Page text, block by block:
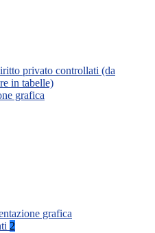
privato controllati (da
in tabelle)
grafica
grafica
2